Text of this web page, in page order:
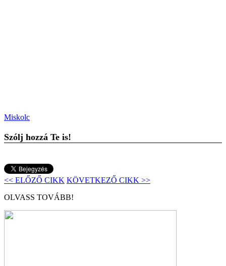
Miskolc
Szólj hozzá Te is!
<< ELŐZŐ CIKK KÖVETKEZŐ CIKK >>
OLVASS TOVÁBB!